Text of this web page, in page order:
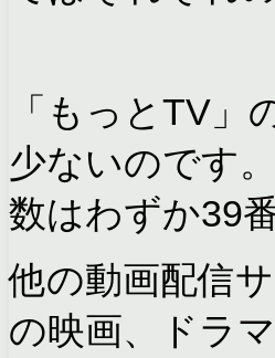
「もっとTV
少ないのです
数はわずか39
他の動画配信
の映画、ドラ